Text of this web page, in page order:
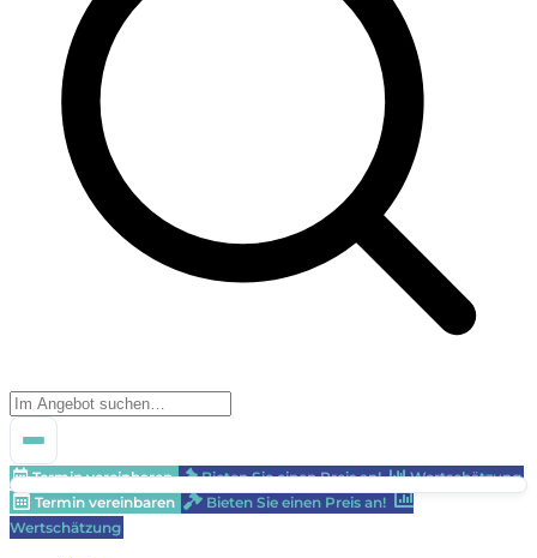
Termin vereinbaren Bieten Sie einen Preis an!
Wertschätzung
Termin vereinbaren
Bieten Sie einen Preis an!
Wertschätzung